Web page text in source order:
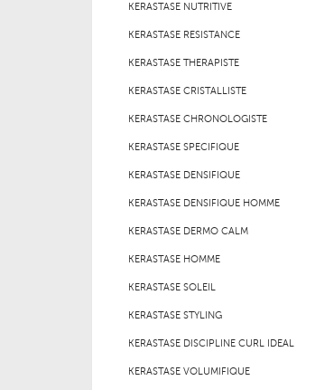
KERASTASE NUTRITIVE
KERASTASE RESISTANCE
KERASTASE THERAPISTE
KERASTASE CRISTALLISTE
KERASTASE CHRONOLOGISTE
KERASTASE SPECIFIQUE
KERASTASE DENSIFIQUE
KERASTASE DENSIFIQUE HOMME
KERASTASE DERMO CALM
KERASTASE HOMME
KERASTASE SOLEIL
KERASTASE STYLING
KERASTASE DISCIPLINE CURL IDEAL
KERASTASE VOLUMIFIQUE